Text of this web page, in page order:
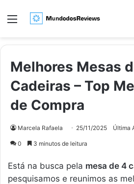
Menu
Melhores Mesas
Cadeiras – Top
de Compra
Marcela Rafaela 25/11/2025 Última
0 3 minutos de leitura
Está na busca pela mesa de 4
pesquisamos e reunimos as